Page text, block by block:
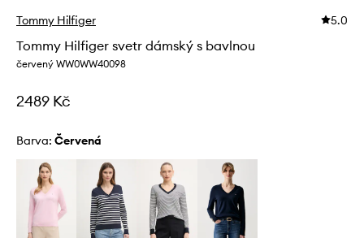
Tommy Hilfiger 5.0
Tommy Hilfiger svetr dámský s bavlnou
červený WW0WW40098
2489 Kč
Barva: červená